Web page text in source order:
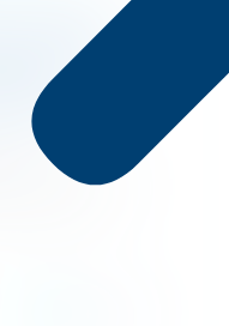
Alpha?
dos
alpha, quais são